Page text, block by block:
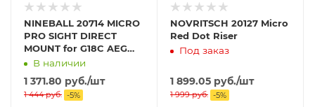
NINEBALL 20714 MICRO
PRO SIGHT DIRECT
MOUNT for G18C AEG
HANDGUN
В наличии
1 371.80 руб./шт
1 444руб. -5%
NOVRITSCH 20127 Micro
Red Dot Riser
Под заказ
1 899.05 руб./шт
1 999руб. -5%